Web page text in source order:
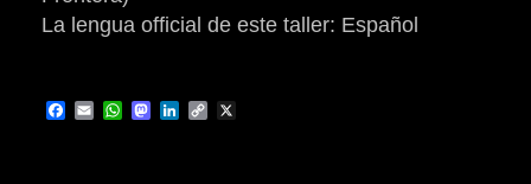
La lengua official de este taller: Español
Facebook
EmailWhatsApp
Mastodon
LinkedIn
Copy